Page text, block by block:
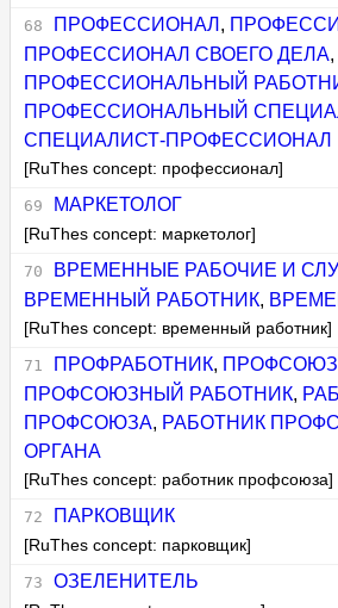
ПРОФЕССИОНАЛ ,
ПРОФЕССИОНАЛ СВОЕГО ДЕЛА,
ПРОФЕССИОНАЛЬНЫЙ
ПРОФЕССИОНАЛЬНЫЙ
СПЕЦИАЛИСТ-ПРОФЕССИОНАЛ
[RuThes concept: профессионал]
МАРКЕТОЛОГ
[RuThes concept: маркетолог]
ВРЕМЕННЫЕ РАБОЧИЕ И
ВРЕМЕННЫЙ РАБОТНИК,
[RuThes concept: временный работник]
ПРОФРАБОТНИК,
ПРОФСОЮЗНЫЙ РАБОТНИК,
ПРОФСОЮЗА, РАБОТНИК
ОРГАНА
[RuThes concept: работник профсоюза]
ПАРКОВЩИК
[RuThes concept: парковщик]
ОЗЕЛЕНИТЕЛЬ